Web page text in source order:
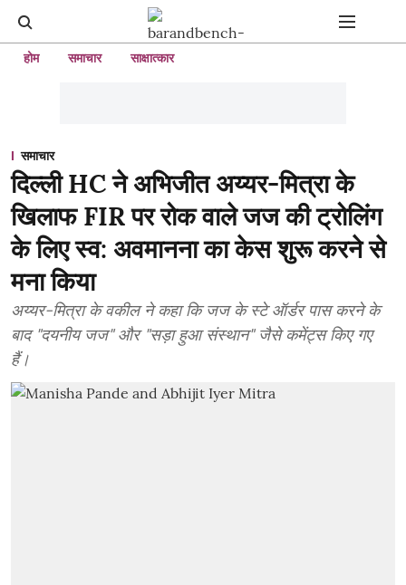
होम समाचार साक्षात्कार
समाचार
दिल्ली HC ने अभिजीत अय्यर-मित्रा के
खिलाफ FIR पर रोक वाले जज की ट्रोलिंग
के लिए स्व: अवमानना ​​का केस शुरू करने से
मना किया
अय्यर-मित्रा के वकील ने कहा कि जज के स्टे ऑर्डर पास करने के
बाद "दयनीय जज" और "सड़ा हुआ संस्थान" जैसे कमेंट्स किए गए
हैं।